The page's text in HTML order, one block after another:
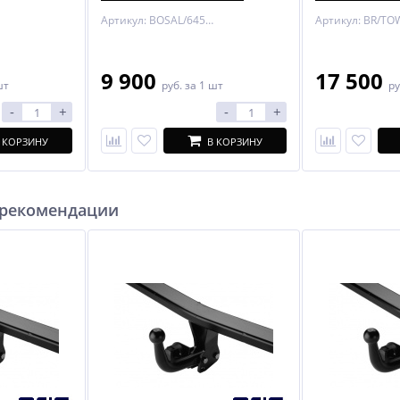
- +
КОРЗИНУ
Артикул: BOSAL/6452-A
9 900 руб. за 1 шт
- +
В КОРЗИНУ
17 500